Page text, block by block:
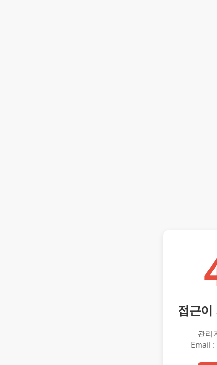
접근이
관리
Email